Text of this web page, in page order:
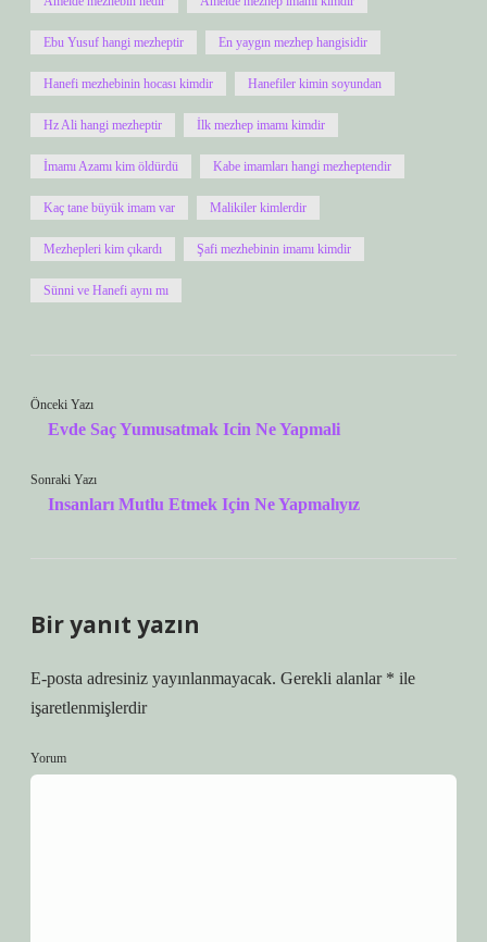
Ebu Yusuf hangi mezheptir En yaygın mezhep hangisidir
Hanefi mezhebinin hocası kimdir Hanefiler kimin soyundan
Hz Ali hangi mezheptir İlk mezhep imamı kimdir
İmamı Azamı kim öldürdü Kabe imamları hangi mezheptendir
Kaç tane büyük imam var Malikiler kimlerdir
Mezhepleri kim çıkardı Şafi mezhebinin imamı kimdir
Sünni ve Hanefi aynı mı
Önceki Yazı
Evde Saç Yumusatmak Icin Ne Yapmali
Sonraki Yazı
Insanları Mutlu Etmek Için Ne Yapmalıyız
Bir yanıt yazın
E-posta adresiniz yayınlanmayacak. Gerekli alanlar * ile
işaretlenmişlerdir
Yorum